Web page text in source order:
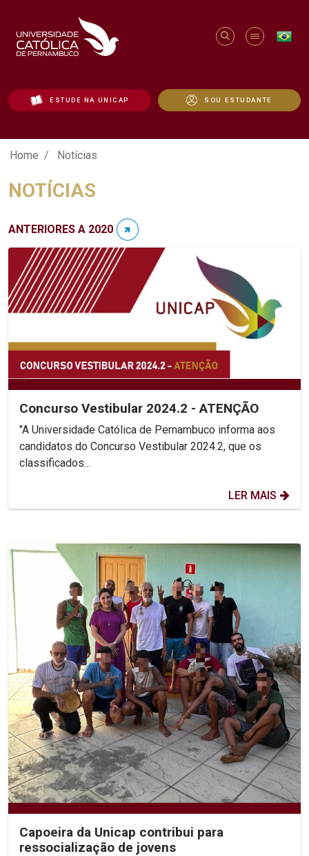
ESTUDE NA UNICAP SOU ESTUDANTE
Notícias - Unicap
Home Notícias
NOTÍCIAS
ANTERIORES A 2020
Concurso Vestibular 2024.2 - ATENÇÃO
"A Universidade Católica de Pernambuco informa aos
candidatos do Concurso Vestibular 2024.2, que os
classificados...
LER MAIS
Capoeira da Unicap contribui para
ressocialização de jovens